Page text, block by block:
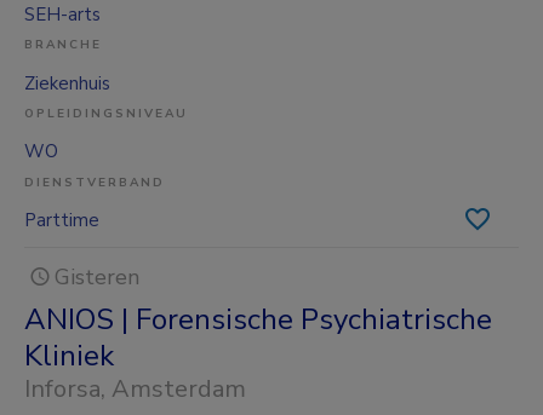
SEH-arts
BRANCHE
Ziekenhuis
OPLEIDINGSNIVEAU
WO
DIENSTVERBAND
Parttime
Gisteren
ANIOS | Forensische Psychiatrische
Kliniek
Inforsa, Amsterdam